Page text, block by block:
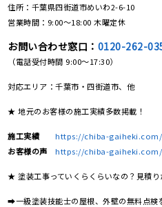
住所：千葉県四街道市めいわ2-6-10
営業時間：9:00〜18:00 木曜定休
お問い合わせ窓口： 0120-262-
（電話受付時間 9:00〜17:30）
対応エリア：千葉市・四街道市、他
★ 地元のお客様の施工実績多数掲載！
施工実績
https://chiba-
お客様の声
https://chiba-
★ 塗装工事っていくらくらいなの？見積り
➡一級塗装技能士の屋根、外壁の無料点検